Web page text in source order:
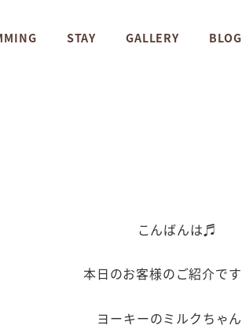
STAY GALLERY BLOG
こんばんは♬
本日のお客様のご紹介です
ヨーキーのミルクちゃん